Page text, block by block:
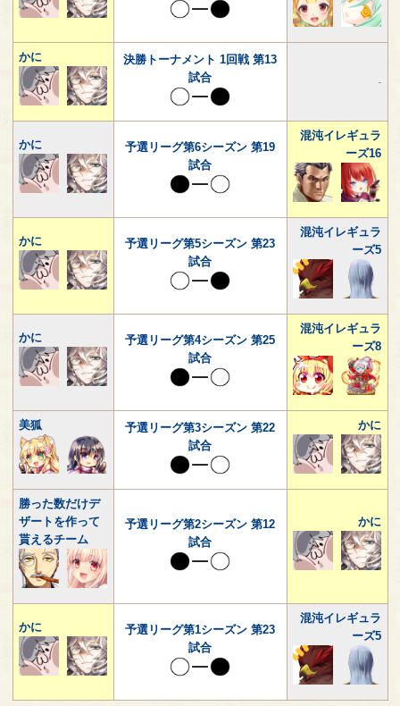
かに
決勝トーナメント 1回戦 第13
試合
-
かに
予選リーグ第6シーズン 第19
試合
混沌イレギュラ
ーズ16
かに
予選リーグ第5シーズン 第23
試合
混沌イレギュラ
ーズ5
かに
予選リーグ第4シーズン 第25
試合
混沌イレギュラ
ーズ8
美狐
予選リーグ第3シーズン 第22
試合
かに
勝った数だけデ
ザートを作って
貰えるチーム
予選リーグ第2シーズン 第12
試合
かに
かに
予選リーグ第1シーズン 第23
試合
混沌イレギュラ
ーズ5